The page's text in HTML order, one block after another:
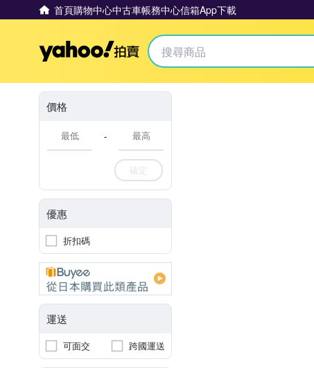
首頁購物中心中古車帳務中心信箱App下載
Yahoo拍賣
價格
-
確定
優惠
折扣碼
運送
可面交 跨國運送